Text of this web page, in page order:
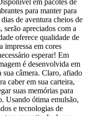
em pacotes de
para manter para
de aventura cheios de
serão apreciados com a
oferece qualidade de
impressa em cores
esperar! Em
é desenvolvida em
sua câmera. Claro, afiado
caber em sua carteira,
suas memórias para
Usando ótima emulsão,
e tecnologias de